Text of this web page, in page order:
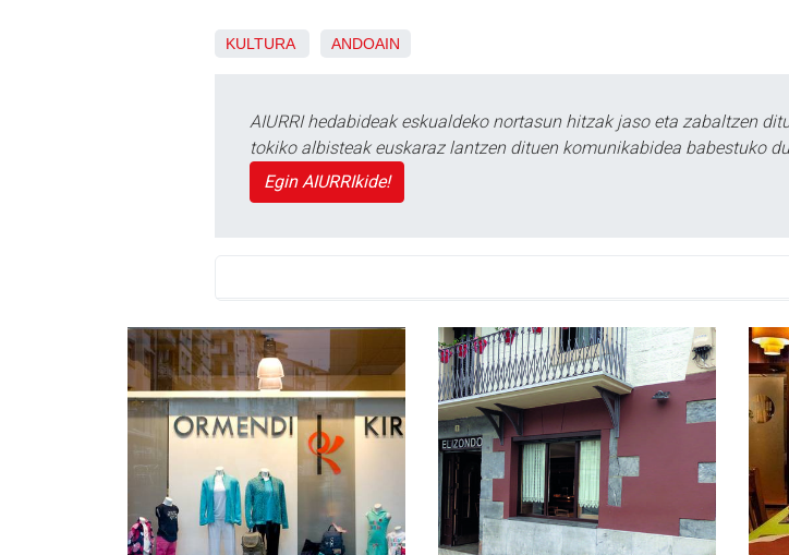
KULTURA ANDOAIN
AIURRI hedabideak eskualdeko nortasun hitzak jaso eta zabaltzen
tokiko albisteak euskaraz lantzen dituen komunikabidea babestuko
Egin AIURRIkide!